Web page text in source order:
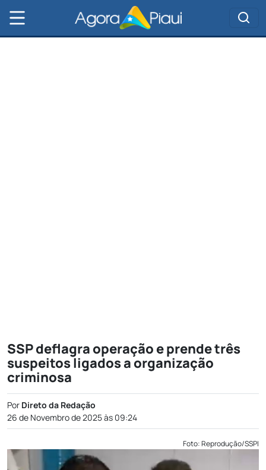
SSP deflagra operação e prende três
suspeitos ligados a organização
criminosa
Por Direto da Redação
26 de Novembro de 2025 às 09:24
Foto: Reprodução/SSPI